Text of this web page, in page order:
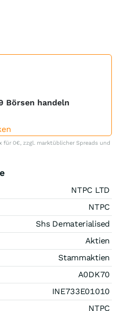
Börsen handeln
für 0€, zzgl. marktüblicher Spreads und
NTPC LTD
NTPC
Shs Dematerialised
Aktien
Stammaktien
A0DK70
INE733E01010
NTPC